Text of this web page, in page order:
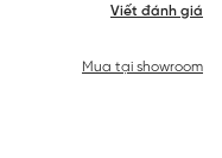
Viết đánh giá
Mua tại showroom